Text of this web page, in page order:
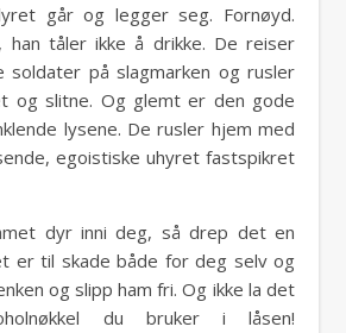
går og legger seg. Fornøyd.
han tåler ikke å drikke. De reiser
soldater på slagmarken og rusler
og slitne. Og glemt er den gode
lysene. De rusler hjem med
egoistiske uhyret fastspikret
dyr inni deg, så drep det en
er til skade både for deg selv og
og slipp ham fri. Og ikke la det
du bruker i låsen!